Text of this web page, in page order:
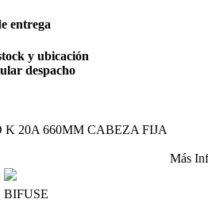
entrega
y ubicación
despacho
20A 660MM CABEZA FIJA
Más
BIFUSE